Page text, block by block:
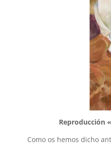
Reproducción
Como os hemos dicho